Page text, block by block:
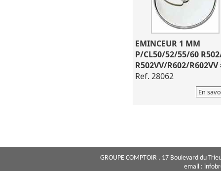
EMINCEUR 1 MM
P/CL50/52/55/60
R502VV/R602/R602VV
Ref. 28062
En
GROUPE COMPTOIR , 17 Boulevard du
email :